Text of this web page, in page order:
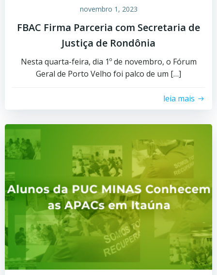
novembro 1, 2023
FBAC Firma Parceria com Secretaria de
Justiça de Rondônia
Nesta quarta-feira, dia 1º de novembro, o Fórum
Geral de Porto Velho foi palco de um […]
leia mais